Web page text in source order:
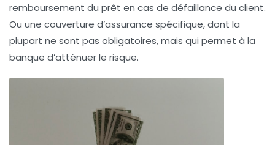
remboursement du prêt en cas de défaillance du client.
Ou une couverture d’assurance spécifique, dont la
plupart ne sont pas obligatoires, mais qui permet à la
banque d’atténuer le risque.